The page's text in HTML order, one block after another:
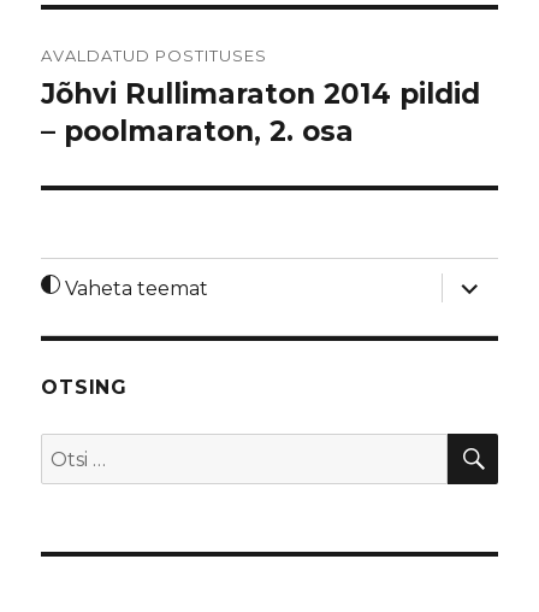
AVALDATUD POSTITUSES
Jõhvi Rullimaraton 2014 pildid
– poolmaraton, 2. osa
Vaheta teemat
laienda
OTSING
Otsi: